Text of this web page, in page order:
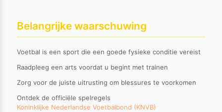
Belangrijke waarschuwing
Voetbal is een sport die een goede fysieke conditie vereist
Raadpleeg een arts voordat u begint met trainen
Zorg voor de juiste uitrusting om blessures te voorkomen
Ontdek de officiële spelregels
Koninklijke Nederlandse Voetbalbond (KNVB)